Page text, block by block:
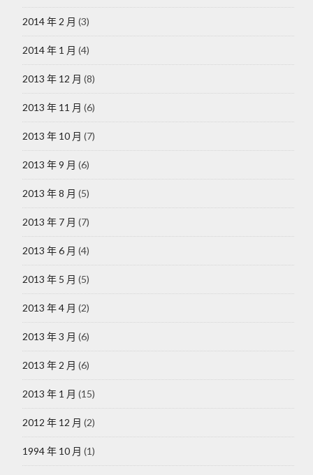
2014 年 2 月 (3)
2014 年 1 月 (4)
2013 年 12 月 (8)
2013 年 11 月 (6)
2013 年 10 月 (7)
2013 年 9 月 (6)
2013 年 8 月 (5)
2013 年 7 月 (7)
2013 年 6 月 (4)
2013 年 5 月 (5)
2013 年 4 月 (2)
2013 年 3 月 (6)
2013 年 2 月 (6)
2013 年 1 月 (15)
2012 年 12 月 (2)
1994 年 10 月 (1)